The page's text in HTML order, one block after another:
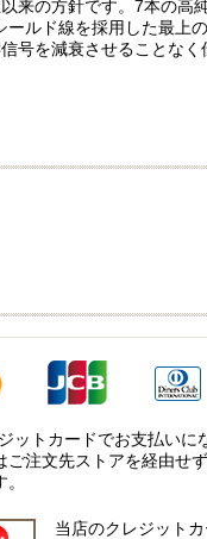
来の方針です。7本の高
ルド線を採用した最上
号を減衰させることなく
ットカードでお支払いに
ご注文先ストアを経由せ
当店のクレジット